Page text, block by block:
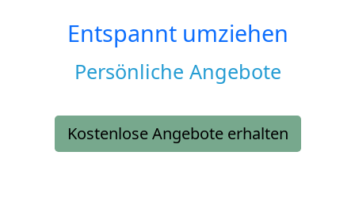
Entspannt umziehen
Persönliche Angebote
Kostenlose Angebote erhalten